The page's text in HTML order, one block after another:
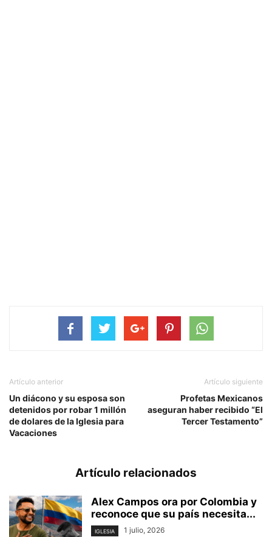
Artículo anterior
Un diácono y su esposa son
detenidos por robar 1 millón
de dolares de la Iglesia para
Vacaciones
Artículo siguiente
Profetas Mexicanos
aseguran haber recibido “El
Tercer Testamento”
Artículo relacionados
Alex Campos ora por Colombia y
reconoce que su país necesita...
IGLESIA 1 julio, 2026